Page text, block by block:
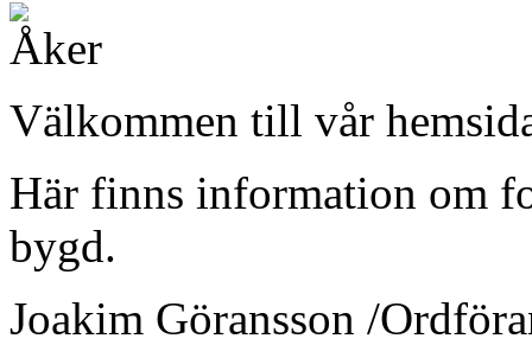
Välkommen till vår
Här finns information om
bygd.
Joakim Göransson /